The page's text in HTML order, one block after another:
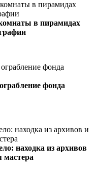
в пирамидах
фонда
находка из архивов
мастера